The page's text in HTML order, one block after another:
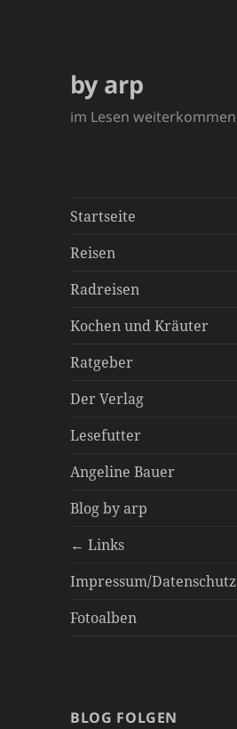
by arp
im Lesen weiterkommen
Startseite
Reisen
Radreisen
Kochen und Kräuter
Ratgeber
Der Verlag
Lesefutter
Angeline Bauer
Blog by arp
← Links
Impressum/Datenschutz
Fotoalben
BLOG FOLGEN